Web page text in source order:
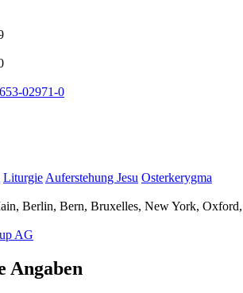
02971-0
Liturgie Auferstehung Jesu Osterkerygma
Berlin, Bern, Bruxelles, New York,
AG
Angaben